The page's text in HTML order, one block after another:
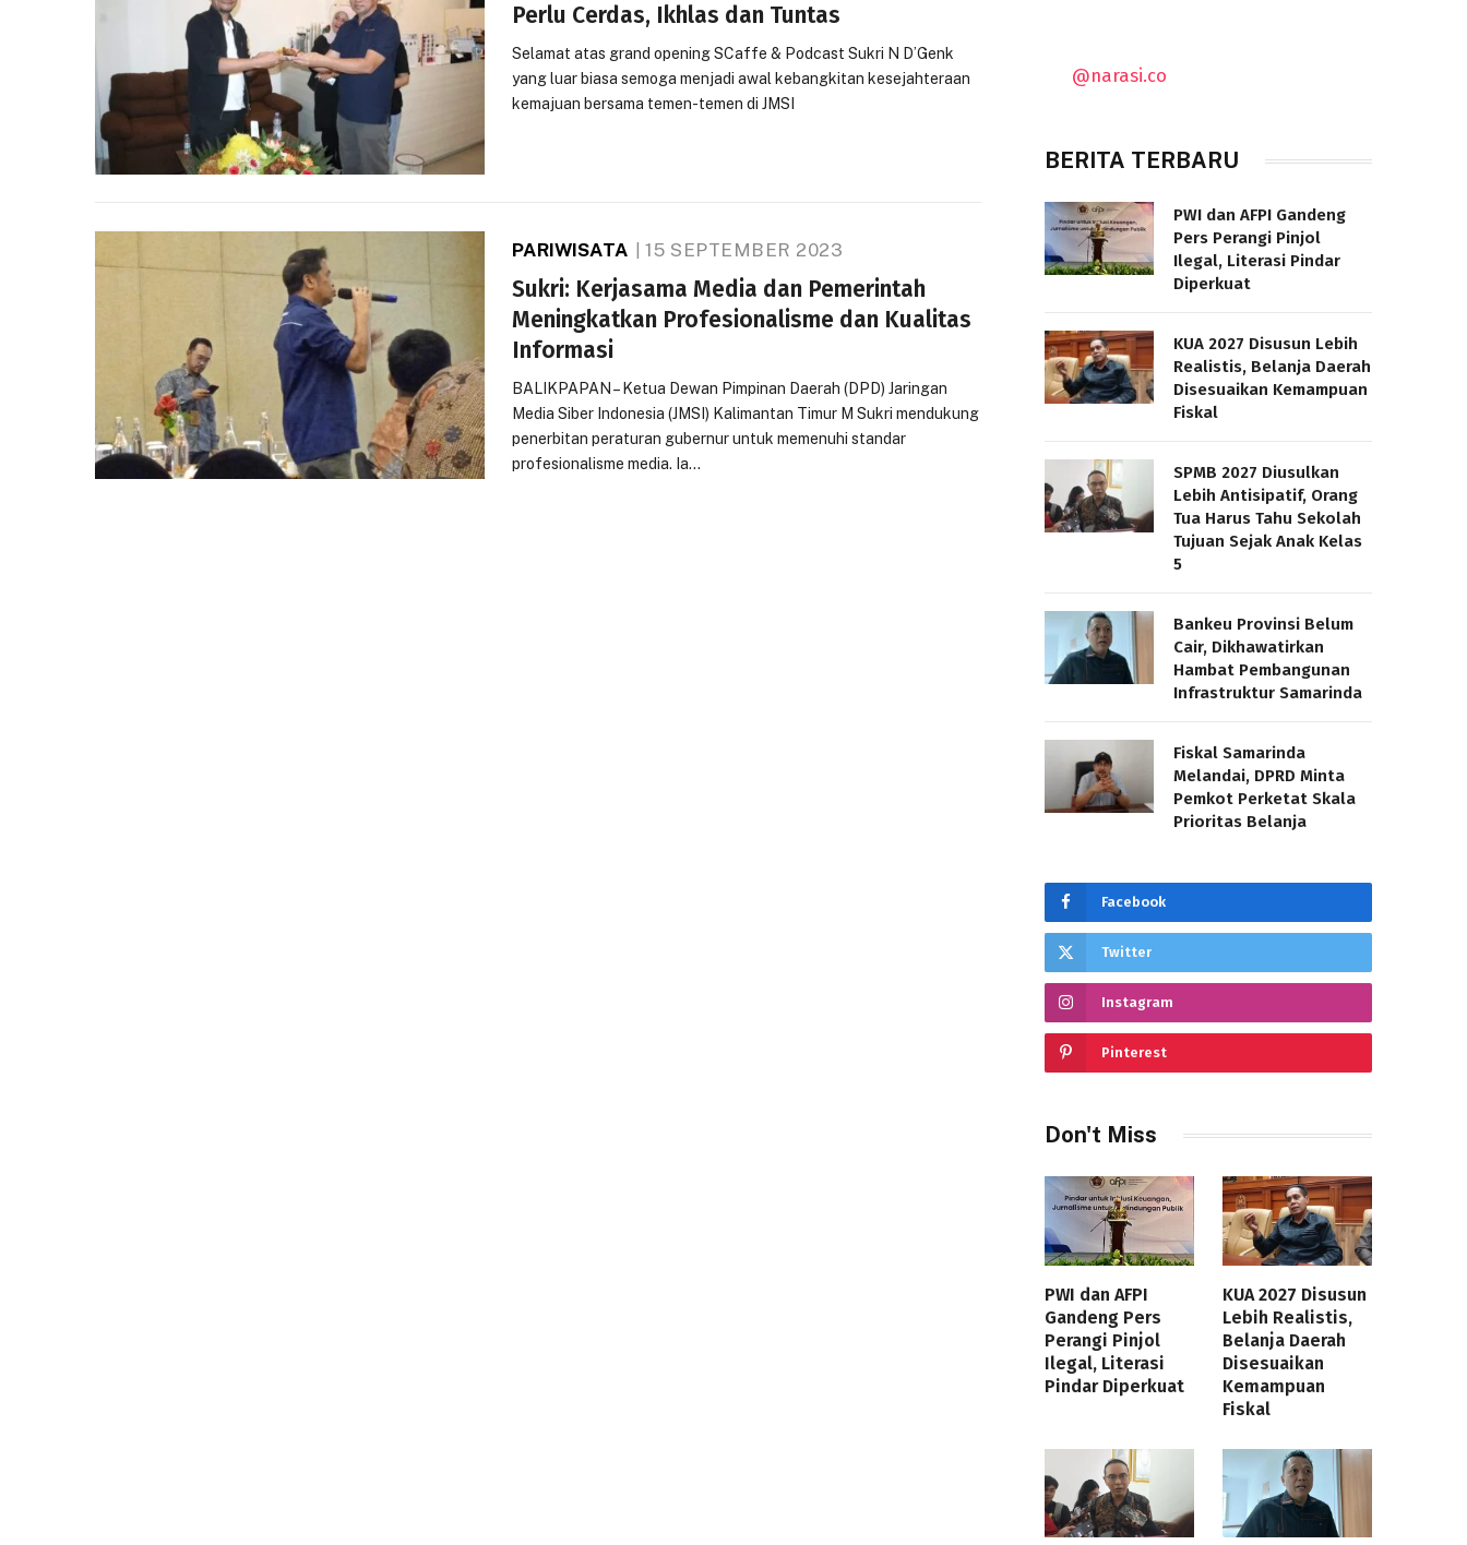
Perlu Cerdas, Ikhlas dan Tuntas
Selamat atas grand opening SCaffe & Podcast Sukri N D’Genk
yang luar biasa semoga menjadi awal kebangkitan kesejahteraan
kemajuan bersama temen-temen di JMSI
PARIWISATA 15 SEPTEMBER 2023
Sukri: Kerjasama Media dan Pemerintah
Meningkatkan Profesionalisme dan Kualitas
Informasi
BALIKPAPAN – Ketua Dewan Pimpinan Daerah (DPD) Jaringan
Media Siber Indonesia (JMSI) Kalimantan Timur M Sukri mendukung
penerbitan peraturan gubernur untuk memenuhi standar
profesionalisme media. Ia…
@narasi.co
BERITA TERBARU
PWI dan AFPI Gandeng
Pers Perangi Pinjol
Ilegal, Literasi Pindar
Diperkuat
KUA 2027 Disusun Lebih
Realistis, Belanja Daerah
Disesuaikan Kemampuan
Fiskal
SPMB 2027 Diusulkan
Lebih Antisipatif, Orang
Tua Harus Tahu Sekolah
Tujuan Sejak Anak Kelas
5
Bankeu Provinsi Belum
Cair, Dikhawatirkan
Hambat Pembangunan
Infrastruktur Samarinda
Fiskal Samarinda
Melandai, DPRD Minta
Pemkot Perketat Skala
Prioritas Belanja
Facebook
Twitter
Instagram
Pinterest
Don't Miss
PWI dan AFPI
Gandeng Pers
Perangi Pinjol
Ilegal, Literasi
Pindar Diperkuat
KUA 2027 Disusun
Lebih Realistis,
Belanja Daerah
Disesuaikan
Kemampuan
Fiskal